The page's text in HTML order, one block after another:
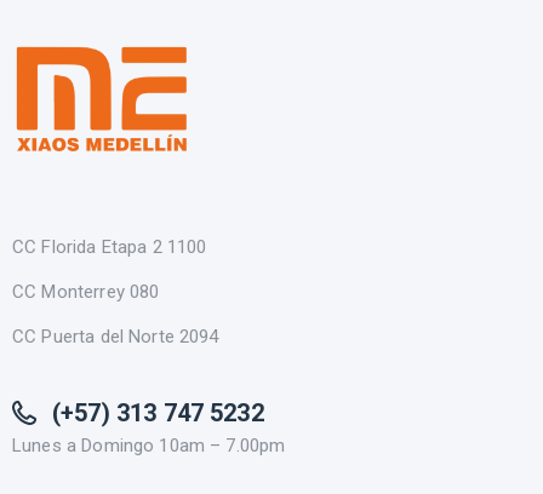
CC Florida Etapa 2 1100
CC Monterrey 080
CC Puerta del Norte 2094
(+57) 313 747 5232
Lunes a Domingo 10am – 7.00pm